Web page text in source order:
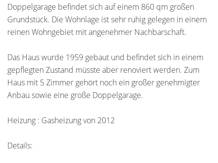
Doppelgarage befindet sich auf einem 860 qm großen
Grundstück. Die Wohnlage ist sehr ruhig gelegen in einem
reinen Wohngebiet mit angenehmer Nachbarschaft.
Das Haus wurde 1959 gebaut und befindet sich in einem
gepflegten Zustand müsste aber renoviert werden. Zum
Haus mit 5 Zimmer gehört noch ein großer genehmigter
Anbau sowie eine große Doppelgarage.
Heizung : Gasheizung von 2012
Details: